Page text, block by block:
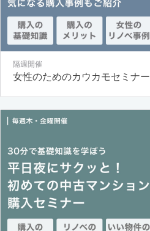
隔週開催
女性のためのカウカモセミナー